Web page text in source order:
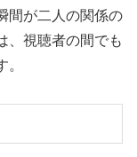
間が二人の関係の
、視聴者の間でも